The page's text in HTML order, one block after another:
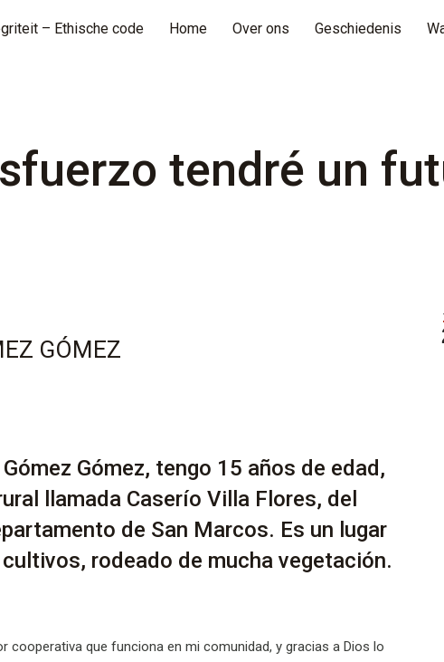
– Ethische code Home Over ons Geschiedenis
tendré un
GÓMEZ
Gómez, tengo 15 años de edad,
llamada Caserío Villa Flores, del
de San Marcos. Es un lugar
rodeado de mucha vegetación.
cooperativa que funciona en mi comunidad, y gracias a Dios lo